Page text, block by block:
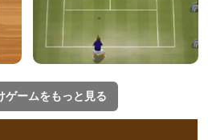
ゲームをもっと見る